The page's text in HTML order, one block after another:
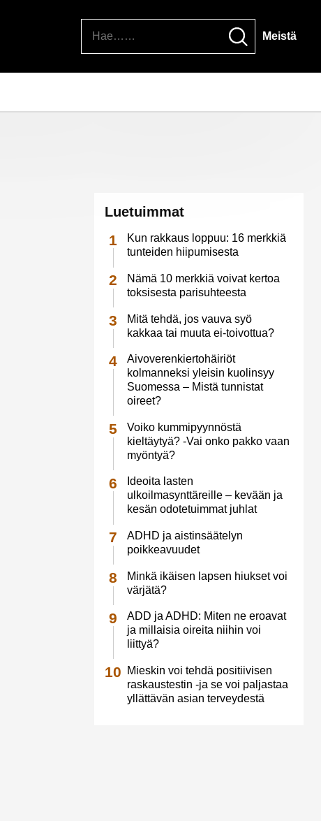
Meistä
Luetuimmat
Kun rakkaus loppuu: 16 merkkiä
tunteiden hiipumisesta
Nämä 10 merkkiä voivat kertoa
toksisesta parisuhteesta
Mitä tehdä, jos vauva syö
kakkaa tai muuta ei-toivottua?
Aivoverenkiertohäiriöt
kolmanneksi yleisin kuolinsyy
Suomessa – Mistä tunnistat
oireet?
Voiko kummipyynnöstä
kieltäytyä? -Vai onko pakko vaan
myöntyä?
Ideoita lasten
ulkoilmasynttäreille – kevään ja
kesän odotetuimmat juhlat
ADHD ja aistinsäätelyn
poikkeavuudet
Minkä ikäisen lapsen hiukset voi
värjätä?
ADD ja ADHD: Miten ne eroavat
ja millaisia oireita niihin voi
liittyä?
Mieskin voi tehdä positiivisen
raskaustestin -ja se voi paljastaa
yllättävän asian terveydestä